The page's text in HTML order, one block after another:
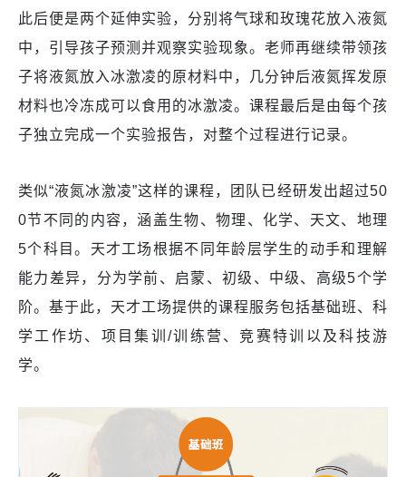
此后便是两个延伸实验，分别将气球和玫瑰花放入液氮
中，引导孩子预测并观察实验现象。老师再继续带领孩
子将液氮放入冰激凌的原材料中，几分钟后液氮挥发原
材料也冷冻成可以食用的冰激凌。课程最后是由每个孩
子独立完成一个实验报告，对整个过程进行记录。
类似“液氮冰激凌”这样的课程，团队已经研发出超过50
0节不同的内容，涵盖生物、物理、化学、天文、地理
5个科目。天才工场根据不同年龄层学生的动手和理解
能力差异，分为学前、启蒙、初级、中级、高级5个学
阶。基于此，天才工场提供的课程服务包括基础班、科
学工作坊、项目集训/训练营、竞赛特训以及科技游
学。